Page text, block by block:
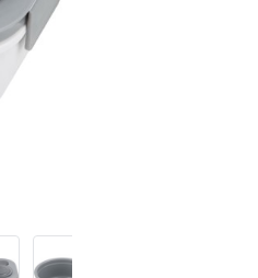
полипропилен,